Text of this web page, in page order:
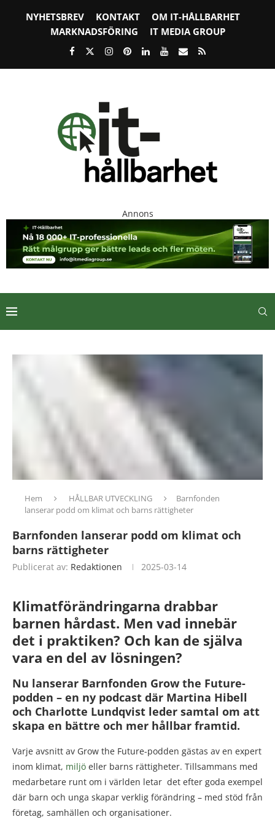
NYHETSBREV KONTAKT
OM IT-HÅLLBARHET
MARKNADSFÖRING
IT MEDIA GROUP
Annons
Hem HÅLLBAR UTVECKLING
Barnfonden
lanserar podd om klimat och barns rättigheter
Barnfonden lanserar podd om klimat och
barns rättigheter
Publicerat av: Redaktionen 2025-03-14
Klimatförändringarna drabbar
barnen hårdast. Men vad innebär
det i praktiken? Och kan de själva
vara en del av lösningen?
Nu lanserar Barnfonden Grow the Future-
podden – en ny podcast där Martina Hibell
och Charlotte Lundqvist leder samtal om att
skapa en bättre och mer hållbar framtid.
Varje avsnitt av Grow the Future-podden gästas av en expert
inom klimat, miljö eller barns rättigheter. Tillsammans med
medarbetare runt om i världen letar det efter goda exempel
där barn och unga skapar verklig förändring – med stöd från
företag, samhällen och organisationer.